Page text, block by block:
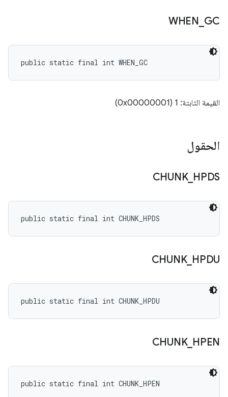
WHEN GC
public static final int WHEN_GC
القيمة الثابتة: 1 (0x00000001)
الحقول
CHUNK_ HPDS
public static final int CHUNK_HPDS
CHUNK_ HPDU
public static final int CHUNK_HPDU
CHUNK_ HPEN
public static final int CHUNK_HPEN